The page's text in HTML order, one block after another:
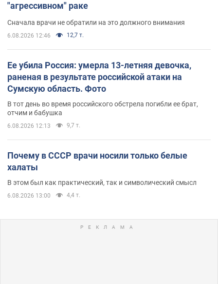
"агрессивном" раке
Сначала врачи не обратили на это должного внимания
6.08.2026 12:46 12,7 т.
Ее убила Россия: умерла 13-летняя девочка,
раненая в результате российской атаки на
Сумскую область. Фото
В тот день во время российского обстрела погибли ее брат,
отчим и бабушка
6.08.2026 12:13 9,7 т.
Почему в СССР врачи носили только белые
халаты
В этом был как практический, так и символический смысл
6.08.2026 13:00 4,4 т.